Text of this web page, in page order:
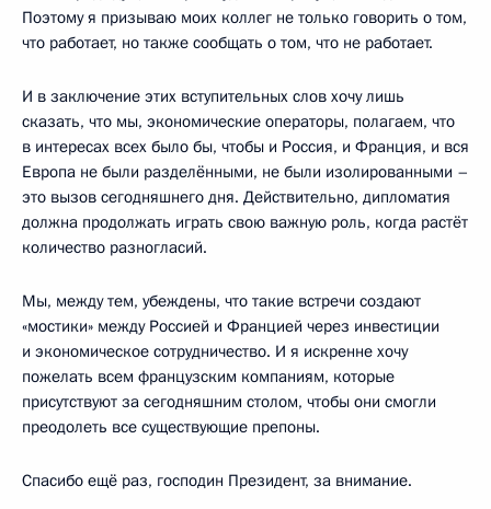
Поэтому я призываю моих коллег не только говорить о том,
что работает, но также сообщать о том, что не работает.
И в заключение этих вступительных слов хочу лишь
сказать, что мы, экономические операторы, полагаем, что
в интересах всех было бы, чтобы и Россия, и Франция, и вся
Европа не были разделёнными, не были изолированными –
это вызов сегодняшнего дня. Действительно, дипломатия
должна продолжать играть свою важную роль, когда растёт
количество разногласий.
Мы, между тем, убеждены, что такие встречи создают
«мостики» между Россией и Францией через инвестиции
и экономическое сотрудничество. И я искренне хочу
пожелать всем французским компаниям, которые
присутствуют за сегодняшним столом, чтобы они смогли
преодолеть все существующие препоны.
Спасибо ещё раз, господин Президент, за внимание.